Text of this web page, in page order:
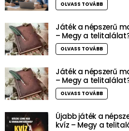
OLVASS TOVÁBB
Játék a népszerű
– Megy a
OLVASS TOVÁBB
Játék a népszerű
– Megy a
OLVASS TOVÁBB
Újabb játék a
kvíz – Megy a